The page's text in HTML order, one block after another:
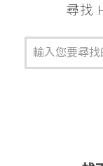
尋找